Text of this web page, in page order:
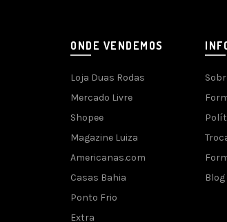
ONDE VENDEMOS
Loja Duas Rodas
Mercado Livre
Shopee
Magazine Luiza
Americanas.com
Casas Bahia
Ponto Frio
Extra
Blog